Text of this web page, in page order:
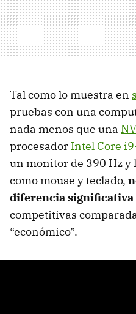
Tal como lo muestra en
pruebas con una
nada menos que una
procesador Intel Core
un monitor de 390 Hz
como mouse y teclado,
diferencia significativa
competitivas
“económico”.